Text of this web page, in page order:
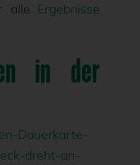
alle Ergebnisse
in der